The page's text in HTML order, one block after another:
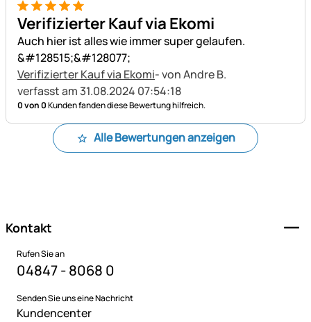
5 von 5
Verifizierter Kauf via Ekomi
Auch hier ist alles wie immer super gelaufen.
&#128515;&#128077;
Verifizierter Kauf via Ekomi- von Andre B.
verfasst am 31.08.2024 07:54:18
0 von 0Kunden fanden diese Bewertung hilfreich.
Alle Bewertungen anzeigen
Kontakt
Rufen Sie an
04847 - 8068 0
Senden Sie uns eine Nachricht
Kundencenter